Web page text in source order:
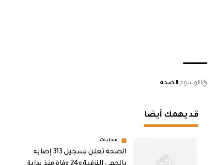
الوسوم الصحة
قد يهمك أيضا
محليات
الصحة تعلن تسجيل 313 إصابة